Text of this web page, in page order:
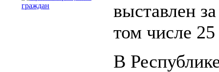
выставлен
том числе
В